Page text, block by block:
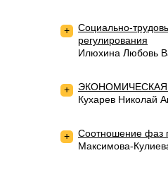
+
Социально-
регулирования
Илюхина Любовь
+
Кухарев Николай
+ Соотношение фаз
Максимова-